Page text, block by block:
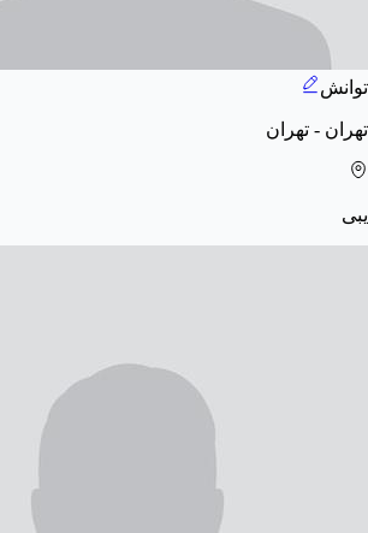
توانش
تهران - تهران
یبی